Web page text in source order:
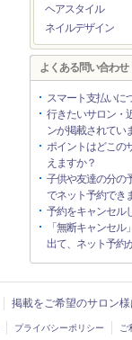
ヘアスタイル
ネイルデザイン
よくある問い合わせ
スマート支払いに
行きたいサロン・
ンが掲載されてい
ポイントはどこの
えますか？
子供や友達の分の
でネット予約でき
予約をキャンセル
「無断キャンセル
出て、ネット予約
掲載をご希望のサロン様
プライバシーポリシー ご